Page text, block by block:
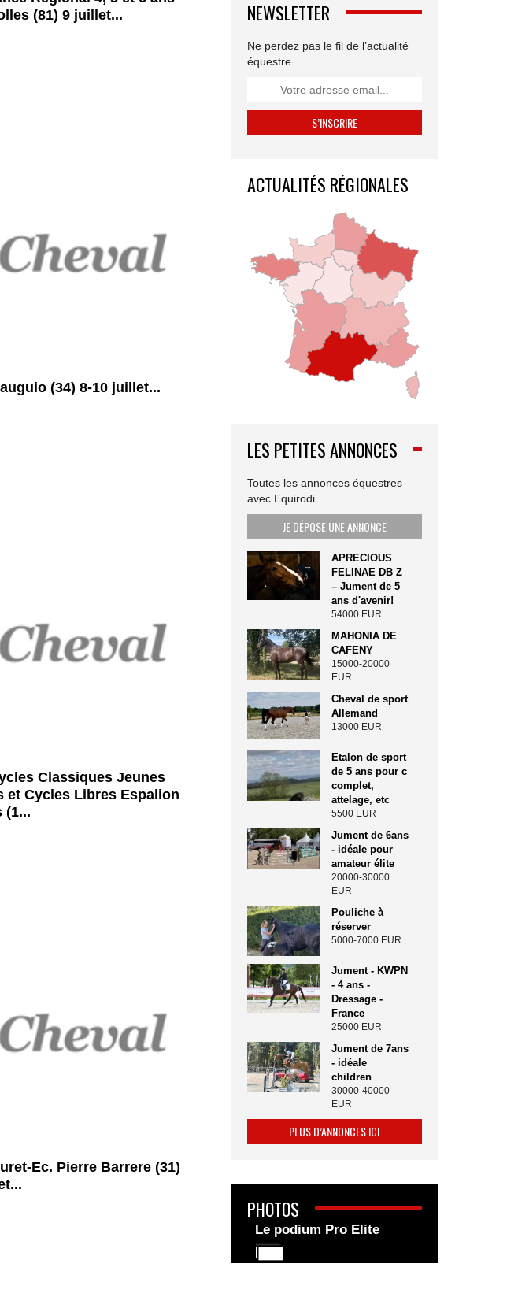
(81) 9 juillet...
(34) 8-10 juillet...
Classiques Jeunes
et Cycles Libres Espalion
(1...
Ec. Pierre Barrere (31)
NEWSLETTER
Ne perdez pas le fil de l’actualité
équestre
ACTUALITÉS RÉGIONALES
LES PETITES ANNONCES
Toutes les annonces équestres
avec Equirodi
JE DÉPOSE UNE ANNONCE
APRECIOUS
FELINAE DB Z
– Jument de 5
ans d'avenir!
54000 EUR
MAHONIA DE
CAFENY
15000-20000
EUR
Cheval de sport
Allemand
13000 EUR
Etalon de sport
de 5 ans pour c
complet,
attelage, etc
5500 EUR
Jument de 6ans
- idéale pour
amateur élite
20000-30000
EUR
Pouliche à
réserver
5000-7000 EUR
Jument - KWPN
- 4 ans -
Dressage -
France
25000 EUR
Jument de 7ans
- idéale
children
30000-40000
EUR
PLUS D’ANNONCES ICI
PHOTOS
Le podium Pro Elite